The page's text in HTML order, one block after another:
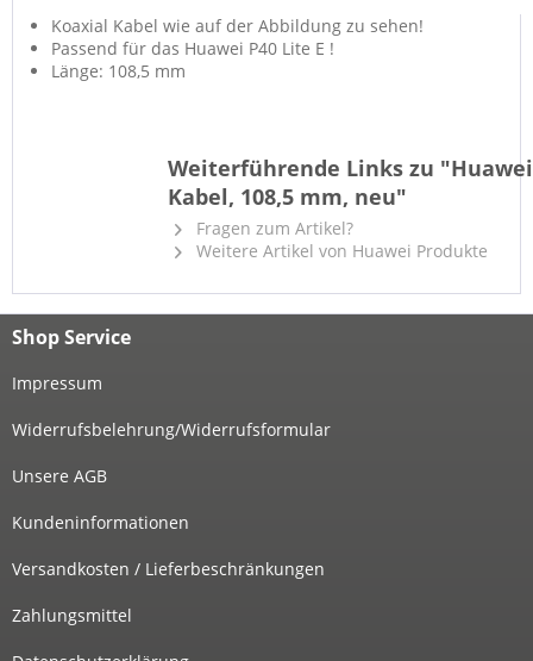
Koaxial Kabel wie auf der Abbildung zu sehen!
Passend für das Huawei P40 Lite E !
Länge: 108,5 mm
Weiterführende Links zu "Huawei
Kabel, 108,5 mm, neu"
Fragen zum Artikel?
Weitere Artikel von Huawei Produkte
Shop Service
Impressum
Widerrufsbelehrung/Widerrufsformular
Unsere AGB
Kundeninformationen
Versandkosten / Lieferbeschränkungen
Zahlungsmittel